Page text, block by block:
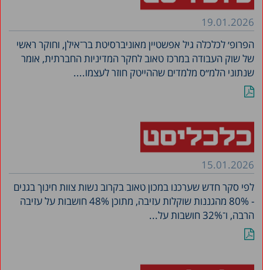
19.01.2026
הפרופ׳ לכלכלה גיל אפשטיין מאוניברסיטת בר־אילן, וחוקר ראשי
של שוק העבודה במרכז טאוב לחקר המדיניות החברתית, אומר
שנתוני הלמ״ס מלמדים שההייטק חוזר לעצמו....
15.01.2026
לפי סקר חדש שערכנו במכון טאוב בקרוב נשות צוות חינוך בגנים
- 80% מהגננות שוקלות עזיבה, מתוכן 48% חושבות על עזיבה
הרבה, ו־32% חושבות על...